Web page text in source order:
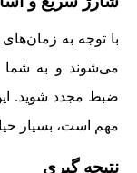
با توجه به
می‌شوند و به شما
ضبط مجدد شوید.
مهم است، بسیار
نتیجه گیری